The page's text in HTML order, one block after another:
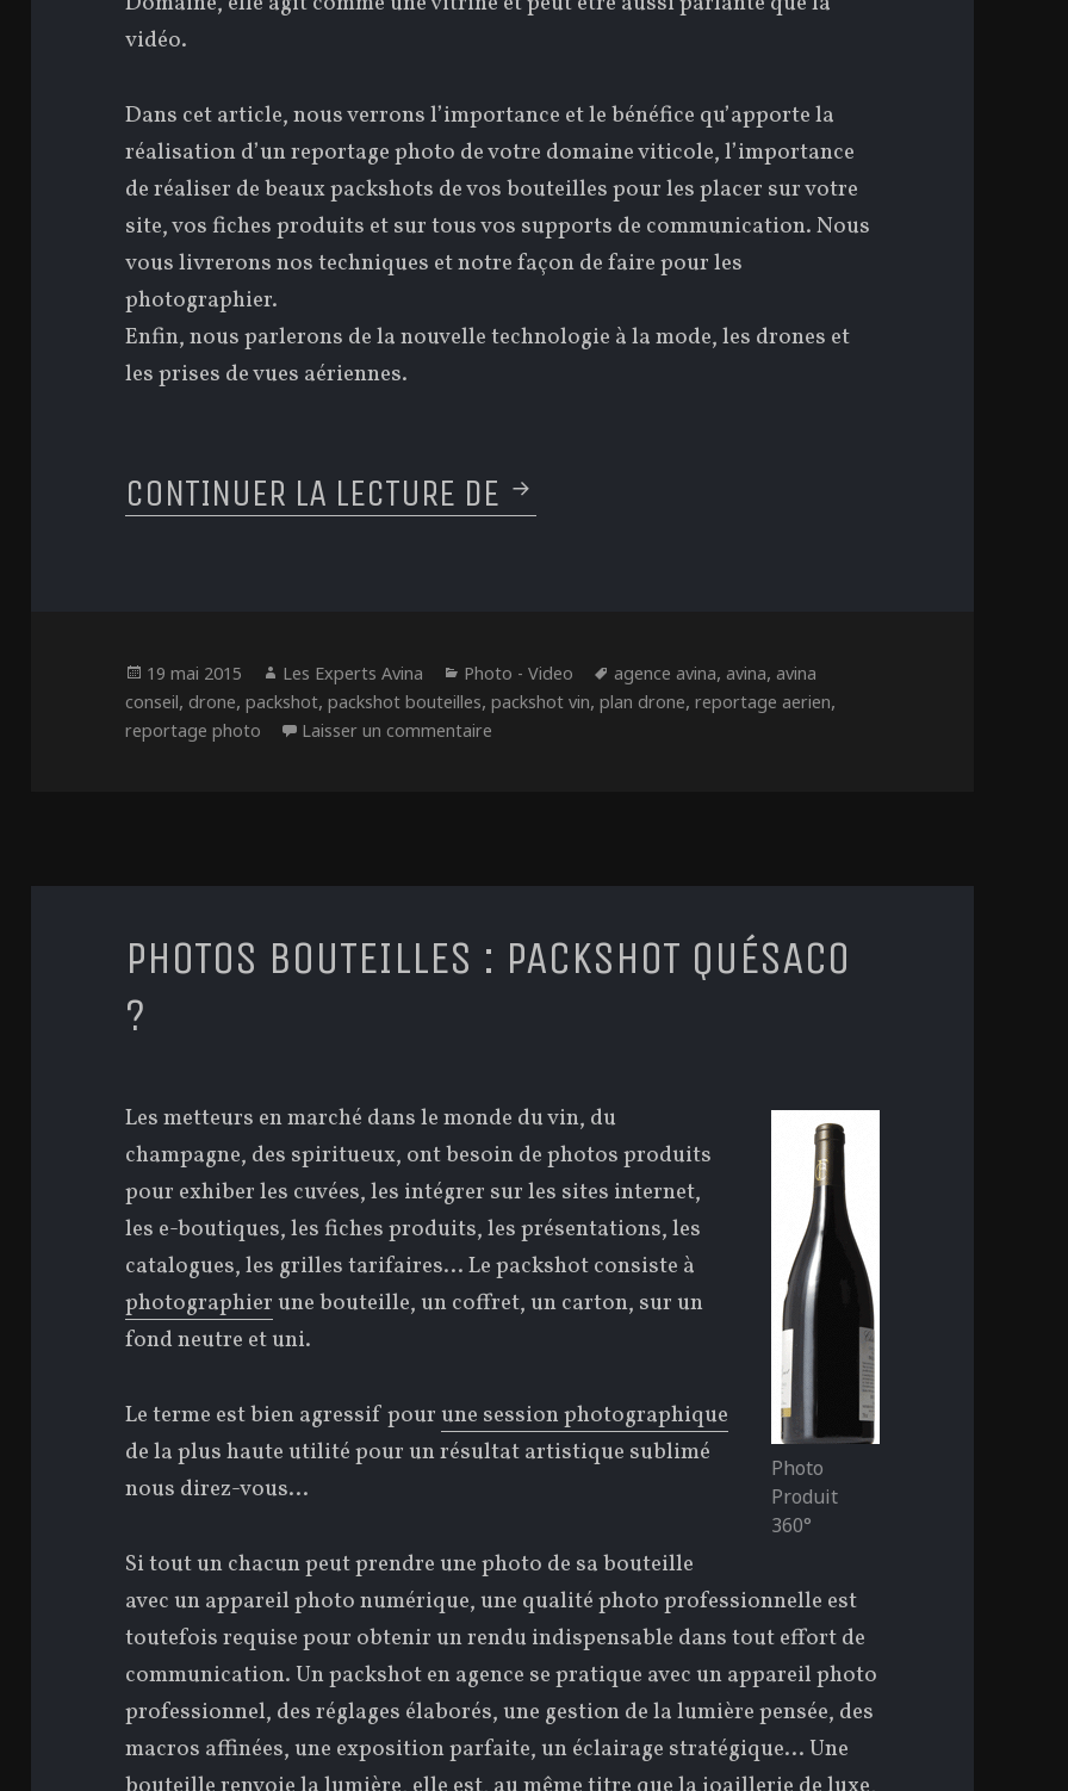
vidéo.
Dans cet article, nous verrons l’importance et le bénéfice qu’apporte la
réalisation d’un reportage photo de votre domaine viticole, l’importance
de réaliser de beaux packshots de vos bouteilles pour les placer sur votre
site, vos fiches produits et sur tous vos supports de communication. Nous
vous livrerons nos techniques et notre façon de faire pour les
photographier.
Enfin, nous parlerons de la nouvelle technologie à la mode, les drones et
les prises de vues aériennes.
CONTINUER LA LECTURE DE AVINA : UNE IMAGE VAUT MILLE MOTS
Publié
le
19 mai 2015 Auteur
Les Experts Avina Catégories
Photo - Video Étiquettes
agence avina, avina, avina
conseil, drone,packshot,packshot bouteilles,packshot vin,plan drone,reportage aerien,
reportage photo Laisser un commentaire
PHOTOS BOUTEILLES : PACKSHOT QUÉSACO
?
Photo
Produit
360°
Les metteurs en marché dans le monde du vin, du
champagne, des spiritueux, ont besoin de photos produits
pour exhiber les cuvées, les intégrer sur les sites internet,
les e-boutiques, les fiches produits, les présentations, les
catalogues, les grilles tarifaires… Le packshot consiste à
photographierune bouteille, un coffret, un carton, sur un
fond neutre et uni.
Le terme est bien agressif pourune session photographique
de la plus haute utilité pour un résultat artistique sublimé
nous direz-vous…
Si tout un chacun peut prendre une photo de sa bouteille
avec un appareil photo numérique, une qualité photo professionnelle est
toutefois requise pour obtenir un rendu indispensable dans tout effort de
communication. Un packshot en agence se pratique avec un appareil photo
professionnel, des réglages élaborés, une gestion de la lumière pensée, des
macros affinées, une exposition parfaite, un éclairage stratégique… Une